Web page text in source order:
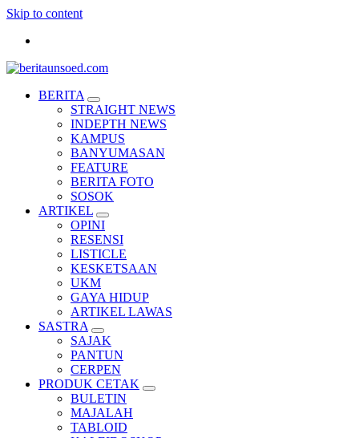
Skip to content
Pemandu Wawasan Almamater
BERITA
STRAIGHT NEWS
INDEPTH NEWS
KAMPUS
BANYUMASAN
FEATURE
BERITA FOTO
SOSOK
ARTIKEL
OPINI
RESENSI
LISTICLE
KESKETSAAN
UKM
GAYA HIDUP
ARTIKEL LAWAS
SASTRA
SAJAK
PANTUN
CERPEN
PRODUK CETAK
BULETIN
MAJALAH
TABLOID